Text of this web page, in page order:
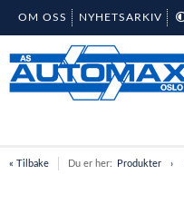
OM OSS NYHETSARKIV
« Tilbake Du er her: Produkter